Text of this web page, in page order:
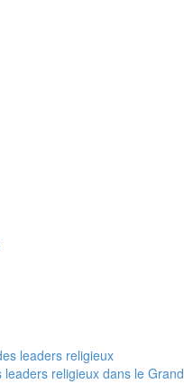
religieux dans le Grand